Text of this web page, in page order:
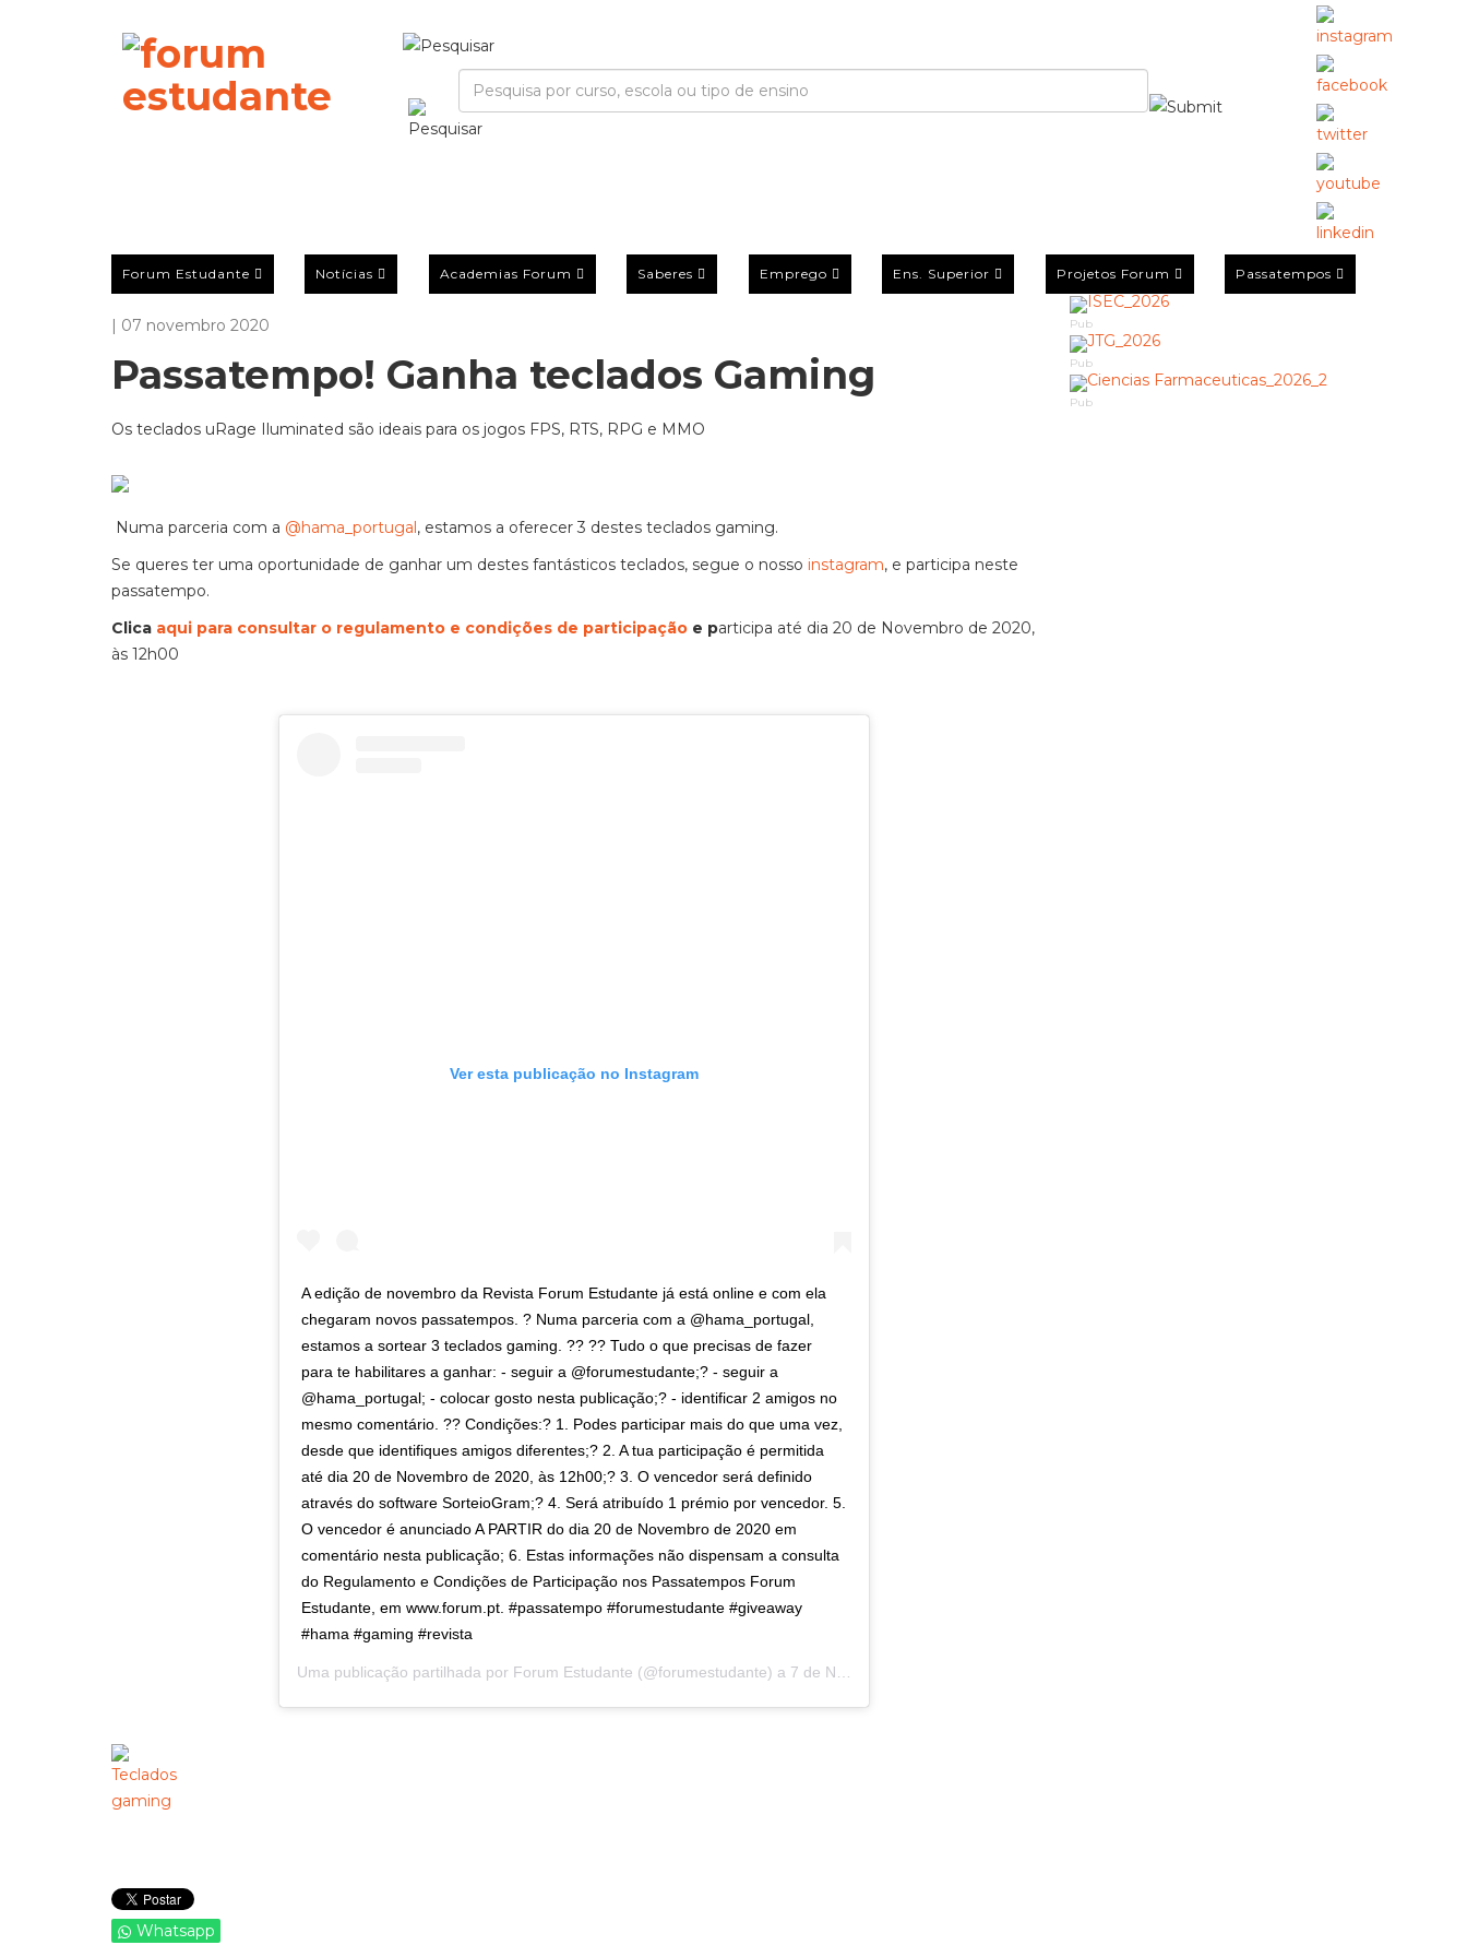
Forum Estudante Notícias Academias Forum Saberes Emprego Ens. Superior Projetos Forum Passatempos
| 07 novembro 2020
Passatempo! Ganha teclados Gaming
Os teclados uRage Iluminated são ideais para os jogos FPS, RTS, RPG e MMO
Numa parceria com a @hama_portugal, estamos a oferecer 3 destes teclados gaming.
Se queres ter uma oportunidade de ganhar um destes fantásticos teclados, segue o nosso instagram, e participa neste
passatempo.
Clica aqui para consultar o regulamento e condições de participação e participa até dia 20 de Novembro de 2020,
às 12h00
Ver esta publicação no Instagram
A edição de novembro da Revista Forum Estudante já está online e com ela
chegaram novos passatempos. ? Numa parceria com a @hama_portugal,
estamos a sortear 3 teclados gaming. ?? ?? Tudo o que precisas de fazer
para te habilitares a ganhar: - seguir a @forumestudante;? - seguir a
@hama_portugal; - colocar gosto nesta publicação;? - identificar 2 amigos no
mesmo comentário. ?? Condições:? 1. Podes participar mais do que uma vez,
desde que identifiques amigos diferentes;? 2. A tua participação é permitida
até dia 20 de Novembro de 2020, às 12h00;? 3. O vencedor será definido
através do software SorteioGram;? 4. Será atribuído 1 prémio por vencedor. 5.
O vencedor é anunciado A PARTIR do dia 20 de Novembro de 2020 em
comentário nesta publicação; 6. Estas informações não dispensam a consulta
do Regulamento e Condições de Participação nos Passatempos Forum
Estudante, em www.forum.pt. #passatempo #forumestudante #giveaway
#hama #gaming #revista
Uma publicação partilhada por Forum Estudante (@forumestudante) a 7 de Nov, 2020 às 11:20 PST
Whatsapp
Pub
Pub
Pub